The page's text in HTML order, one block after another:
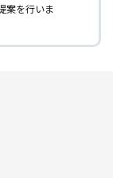
案を行いま